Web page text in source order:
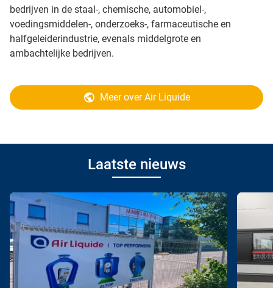
bedrijven in de staal-, chemische, automobiel-,
voedingsmiddelen-, onderzoeks-, farmaceutische en
halfgeleiderindustrie, evenals middelgrote en
ambachtelijke bedrijven.
Meer over Air Liquide
Laatste nieuws